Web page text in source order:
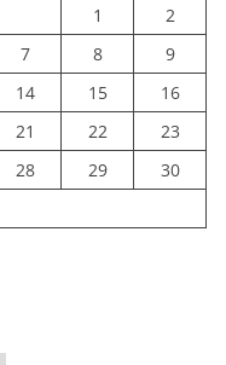
1
2
7 8
9
14 15
16
21 22
23
28 29
30